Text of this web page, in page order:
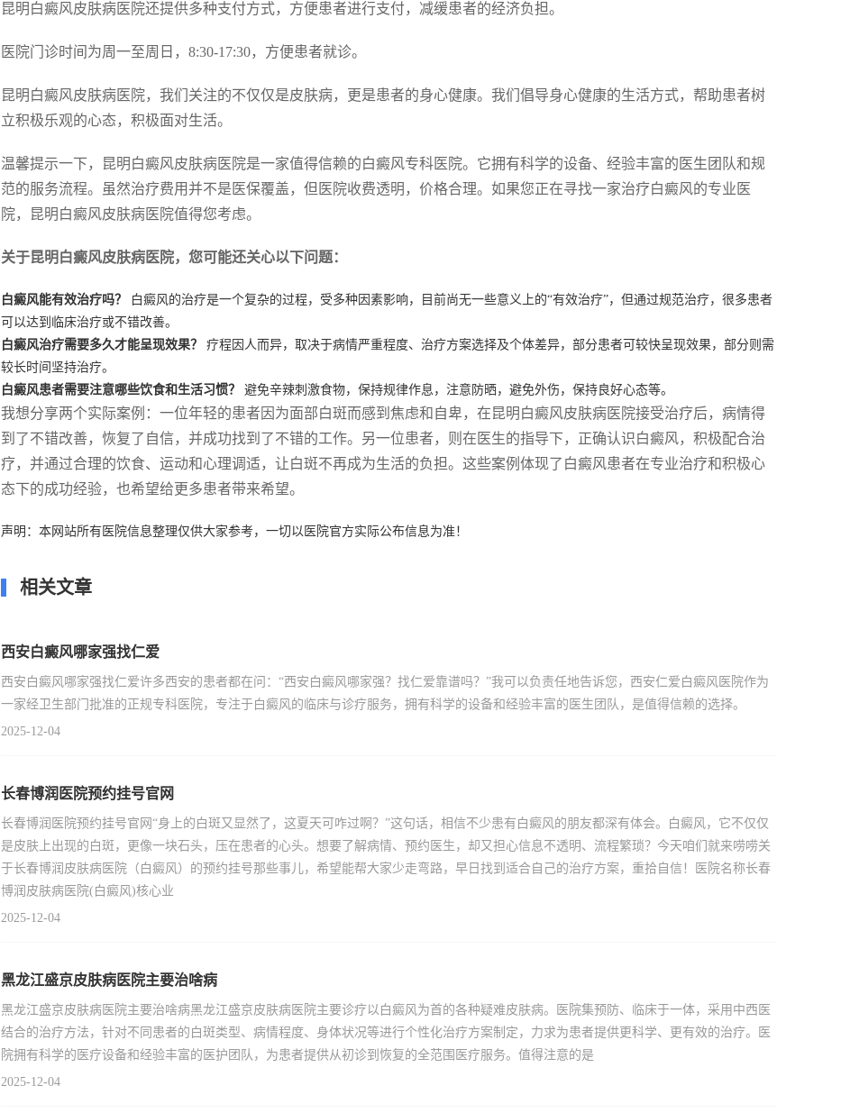
昆明白癜风皮肤病医院还提供多种支付方式，方便患者进行支付，减缓患者的经济负担。
医院门诊时间为周一至周日，8:30-17:30，方便患者就诊。
昆明白癜风皮肤病医院，我们关注的不仅仅是皮肤病，更是患者的身心健康。我们倡导身心健康的生活方式，帮助患者树
立积极乐观的心态，积极面对生活。
温馨提示一下，昆明白癜风皮肤病医院是一家值得信赖的白癜风专科医院。它拥有科学的设备、经验丰富的医生团队和规
范的服务流程。虽然治疗费用并不是医保覆盖，但医院收费透明，价格合理。如果您正在寻找一家治疗白癜风的专业医
院，昆明白癜风皮肤病医院值得您考虑。
关于昆明白癜风皮肤病医院，您可能还关心以下问题：
白癜风能有效治疗吗？
白癜风的治疗是一个复杂的过程，受多种因素影响，目前尚无一些意义上的“有效治疗”，但通过规范治疗，很多患者
可以达到临床治疗或不错改善。
白癜风治疗需要多久才能呈现效果？
疗程因人而异，取决于病情严重程度、治疗方案选择及个体差异，部分患者可较快呈现效果，部分则需
较长时间坚持治疗。
白癜风患者需要注意哪些饮食和生活习惯？
避免辛辣刺激食物，保持规律作息，注意防晒，避免外伤，保持良好心态等。
我想分享两个实际案例：一位年轻的患者因为面部白斑而感到焦虑和自卑，在昆明白癜风皮肤病医院接受治疗后，病情得
到了不错改善，恢复了自信，并成功找到了不错的工作。另一位患者，则在医生的指导下，正确认识白癜风，积极配合治
疗，并通过合理的饮食、运动和心理调适，让白斑不再成为生活的负担。这些案例体现了白癜风患者在专业治疗和积极心
态下的成功经验，也希望给更多患者带来希望。
声明：本网站所有医院信息整理仅供大家参考，一切以医院官方实际公布信息为准！
相关文章
西安白癜风哪家强找仁爱
西安白癜风哪家强找仁爱许多西安的患者都在问：“西安白癜风哪家强？找仁爱靠谱吗？”我可以负责任地告诉您，西安仁爱白癜风医院作为
一家经卫生部门批准的正规专科医院，专注于白癜风的临床与诊疗服务，拥有科学的设备和经验丰富的医生团队，是值得信赖的选择。
2025-12-04
长春博润医院预约挂号官网
长春博润医院预约挂号官网“身上的白斑又显然了，这夏天可咋过啊？”这句话，相信不少患有白癜风的朋友都深有体会。白癜风，它不仅仅
是皮肤上出现的白斑，更像一块石头，压在患者的心头。想要了解病情、预约医生，却又担心信息不透明、流程繁琐？今天咱们就来唠唠关
于长春博润皮肤病医院（白癜风）的预约挂号那些事儿，希望能帮大家少走弯路，早日找到适合自己的治疗方案，重拾自信！医院名称长春
博润皮肤病医院(白癜风)核心业
2025-12-04
黑龙江盛京皮肤病医院主要治啥病
黑龙江盛京皮肤病医院主要治啥病黑龙江盛京皮肤病医院主要诊疗以白癜风为首的各种疑难皮肤病。医院集预防、临床于一体，采用中西医
结合的治疗方法，针对不同患者的白斑类型、病情程度、身体状况等进行个性化治疗方案制定，力求为患者提供更科学、更有效的治疗。医
院拥有科学的医疗设备和经验丰富的医护团队，为患者提供从初诊到恢复的全范围医疗服务。值得注意的是
2025-12-04